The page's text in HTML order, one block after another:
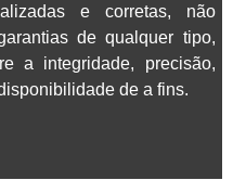
e corretas, não
de qualquer tipo,
a integridade, precisão,
de a fins.